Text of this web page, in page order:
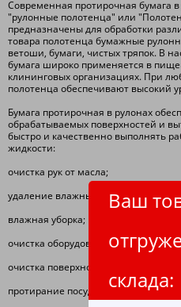
Ваш
склада:
Современная протирочная бумага
"рулонные полотенца" или
предназначены для обработки
товара полотенца бумажные
ветоши, бумаги, чистых тряпок. В
бумага широко применяется в
клининговых организациях. При
полотенца обеспечивают высокий
Бумага протирочная в рулонах
обрабатываемых поверхностей и
быстро и качественно выполнять
жидкости:
очистка рук от масла;
удаление влажных загрязнений,
влажная уборка;
очистка оборудования;
очистка поверхностей с помощью
протирание посуды и столовых